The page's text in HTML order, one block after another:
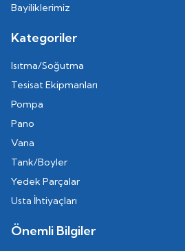
Bayiliklerimiz
Kategoriler
Isıtma/Soğutma
Tesisat Ekipmanları
Pompa
Pano
Vana
Tank/Boyler
Yedek Parçalar
Usta İhtiyaçları
Önemli Bilgiler